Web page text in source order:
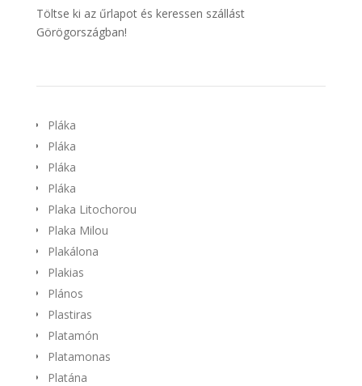
Töltse ki az űrlapot és keressen szállást
Görögországban!
Pláka
Pláka
Pláka
Pláka
Plaka Litochorou
Plaka Milou
Plakálona
Plakias
Plános
Plastiras
Platamón
Platamonas
Platána